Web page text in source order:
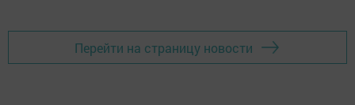
Перейти на страницу новости